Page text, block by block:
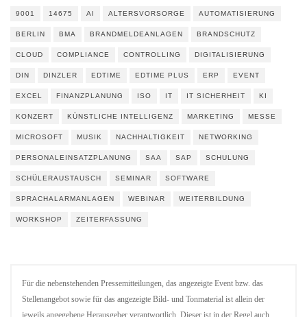
9001 14675 AI ALTERSVORSORGE AUTOMATISIERUNG
BERLIN BMA BRANDMELDEANLAGEN BRANDSCHUTZ
CLOUD COMPLIANCE CONTROLLING DIGITALISIERUNG
DIN DINZLER EDTIME EDTIME PLUS ERP EVENT
EXCEL FINANZPLANUNG ISO IT IT SICHERHEIT KI
KONZERT KÜNSTLICHE INTELLIGENZ MARKETING MESSE
MICROSOFT MUSIK NACHHALTIGKEIT NETWORKING
PERSONALEINSATZPLANUNG SAA SAP SCHULUNG
SCHÜLERAUSTAUSCH SEMINAR SOFTWARE
SPRACHALARMANLAGEN WEBINAR WEITERBILDUNG
WORKSHOP ZEITERFASSUNG
Für die nebenstehenden Pressemitteilungen, das angezeigte Event bzw. das
Stellenangebot sowie für das angezeigte Bild- und Tonmaterial ist allein der